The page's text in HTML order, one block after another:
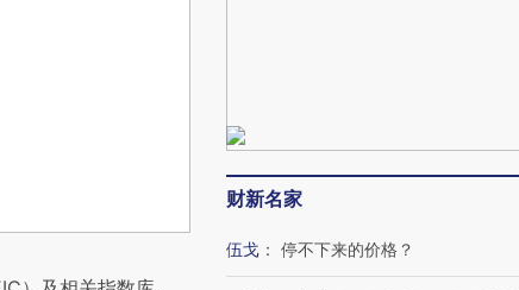
财新名家
伍戈 ： 停不下来的价格？